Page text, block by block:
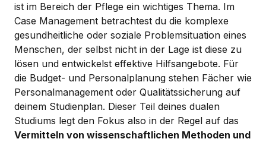
ist im Bereich der Pflege ein wichtiges Thema. Im
Case Management betrachtest du die komplexe
gesundheitliche oder soziale Problemsituation eines
Menschen, der selbst nicht in der Lage ist diese zu
lösen und entwickelst effektive Hilfsangebote. Für
die Budget- und Personalplanung stehen Fächer wie
Personalmanagement oder Qualitätssicherung auf
deinem Studienplan. Dieser Teil deines dualen
Studiums legt den Fokus also in der Regel auf das
Vermitteln von wissenschaftlichen Methoden und